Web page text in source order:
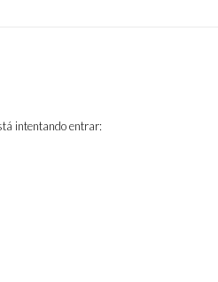
intentando entrar: